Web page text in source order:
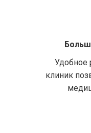
Удобное
клиник